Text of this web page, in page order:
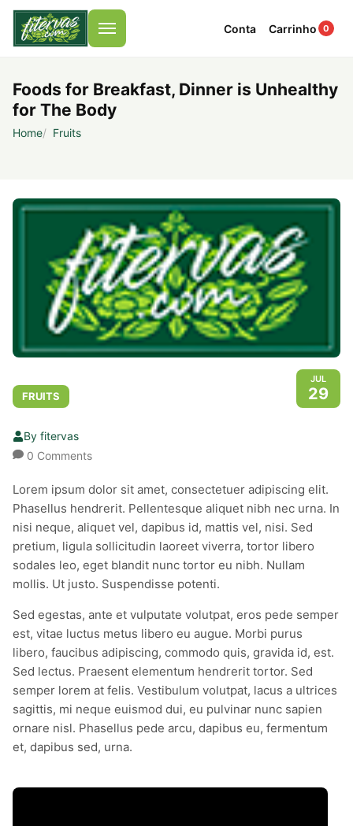
Menu Conta Carrinho 0
Foods for Breakfast, Dinner is Unhealthy
for The Body
Home Fruits
FRUITS
JUL
29
By fitervas
0 Comments
Lorem ipsum dolor sit amet, consectetuer adipiscing elit.
Phasellus hendrerit. Pellentesque aliquet nibh nec urna. In
nisi neque, aliquet vel, dapibus id, mattis vel, nisi. Sed
pretium, ligula sollicitudin laoreet viverra, tortor libero
sodales leo, eget blandit nunc tortor eu nibh. Nullam
mollis. Ut justo. Suspendisse potenti.
Sed egestas, ante et vulputate volutpat, eros pede semper
est, vitae luctus metus libero eu augue. Morbi purus
libero, faucibus adipiscing, commodo quis, gravida id, est.
Sed lectus. Praesent elementum hendrerit tortor. Sed
semper lorem at felis. Vestibulum volutpat, lacus a ultrices
sagittis, mi neque euismod dui, eu pulvinar nunc sapien
ornare nisl. Phasellus pede arcu, dapibus eu, fermentum
et, dapibus sed, urna.